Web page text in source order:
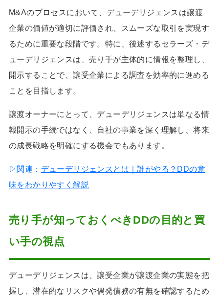
M&Aのプロセスにおいて、デューデリジェンスは譲渡
企業の価値が適切に評価され、スムーズな取引を実現す
るために重要な段階です。特に、後述するセラーズ・デ
ューデリジェンスは、売り手が主体的に情報を整理し、
開示することで、譲受企業による調査を効率的に進める
ことを目指します。
譲渡オーナーにとって、デューデリジェンスは単なる情
報開示の手続ではなく、自社の事業を深く理解し、将来
の成長戦略を明確にする機会でもあります。
▷関連： デューデリジェンスとは｜誰がやる？DDの意
味をわかりやすく解説
売り手が知っておくべきDDの目的と買
い手の視点
デューデリジェンスは、譲受企業が譲渡企業の実態を把
握し、潜在的なリスクや偶発債務の有無を確認するため